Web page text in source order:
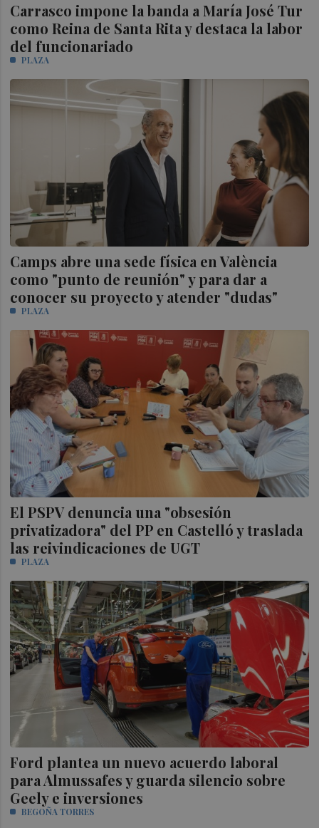
Carrasco impone la banda a María José Tur
como Reina de Santa Rita y destaca la labor
del funcionariado
PLAZA
Camps abre una sede física en València
como "punto de reunión" y para dar a
conocer su proyecto y atender "dudas"
PLAZA
El PSPV denuncia una "obsesión
privatizadora" del PP en Castelló y traslada
las reivindicaciones de UGT
PLAZA
Ford plantea un nuevo acuerdo laboral
para Almussafes y guarda silencio sobre
Geely e inversiones
BEGOÑA TORRES